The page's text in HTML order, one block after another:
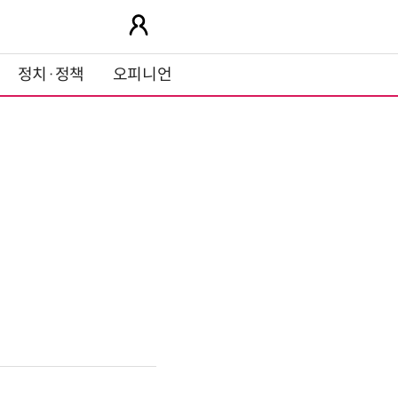
정치·정책 오피니언